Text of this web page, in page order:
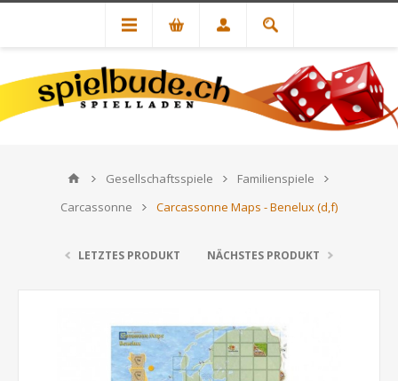
Gesellschaftsspiele
Familienspiele
Carcassonne
Carcassonne Maps - Benelux (d,f)
LETZTES PRODUKT NÄCHSTES PRODUKT